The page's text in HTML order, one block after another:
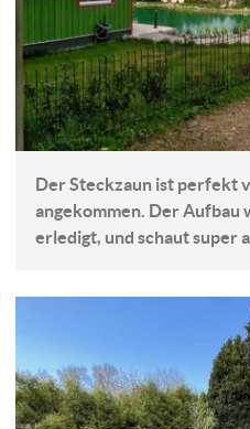
Der Steckzaun ist perfekt
angekommen. Der Aufbau
erledigt, und schaut super